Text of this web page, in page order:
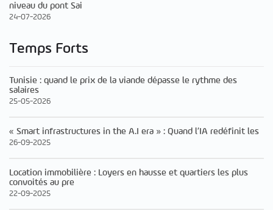
niveau du pont Sai
24-07-2026
Temps Forts
Tunisie : quand le prix de la viande dépasse le rythme des
salaires
25-05-2026
« Smart infrastructures in the A.I era » : Quand l’IA redéfinit les
26-09-2025
Location immobilière : Loyers en hausse et quartiers les plus
convoités au pre
22-09-2025